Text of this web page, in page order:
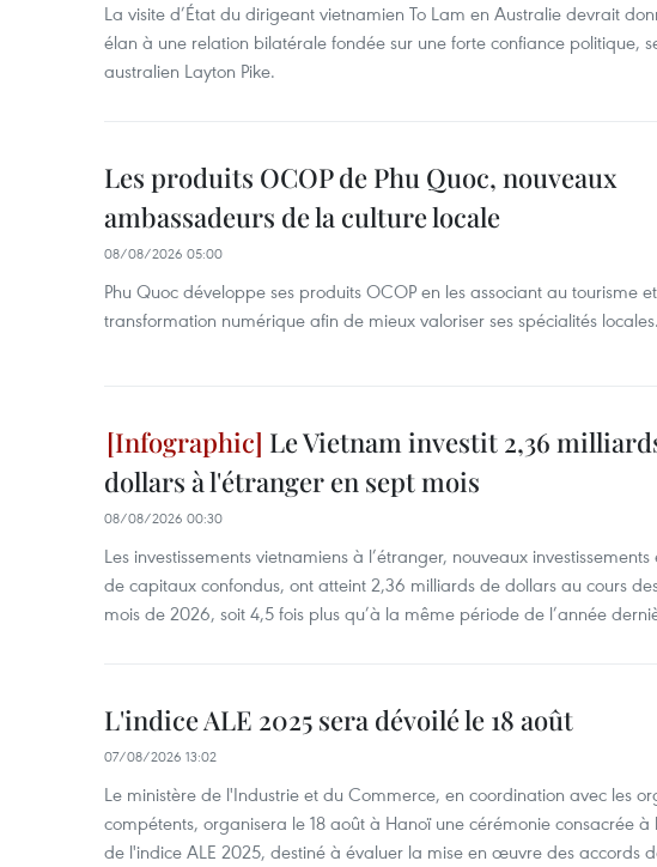
La visite d’État du dirigeant vietnamien To Lam en Australie devrait
élan à une relation bilatérale fondée sur une forte confiance politique,
australien Layton Pike.
Les produits OCOP de Phu Quoc, nouveaux
ambassadeurs de la culture locale
08/08/2026 05:00
Phu Quoc développe ses produits OCOP en les associant au tourisme
transformation numérique afin de mieux valoriser ses spécialités locales.
Le Vietnam investit 2,36
dollars à l'étranger en sept mois
08/08/2026 00:30
Les investissements vietnamiens à l’étranger, nouveaux
de capitaux confondus, ont atteint 2,36 milliards de dollars au cours
mois de 2026, soit 4,5 fois plus qu’à la même période de l’année
L'indice ALE 2025 sera dévoilé le 18 août
07/08/2026 13:02
Le ministère de l'Industrie et du Commerce, en coordination avec les
compétents, organisera le 18 août à Hanoï une cérémonie consacrée
de l'indice ALE 2025, destiné à évaluer la mise en œuvre des accords